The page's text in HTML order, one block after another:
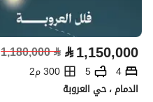
⃁1,150,000
⃁
1,180,000
4
5
300 م2
الدمام ، حي العروبة